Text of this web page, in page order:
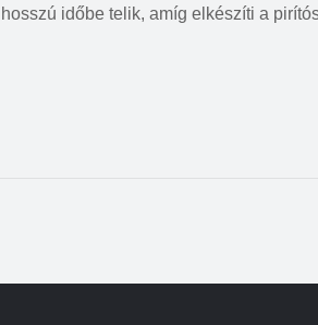
időbe telik, amíg elkészíti a